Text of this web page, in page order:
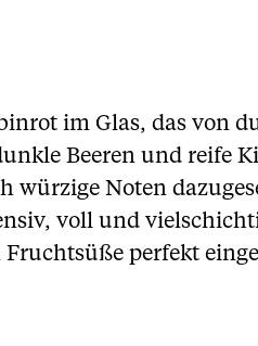
im Glas, das von
Beeren und reife
würzige Noten
voll und
perfekt